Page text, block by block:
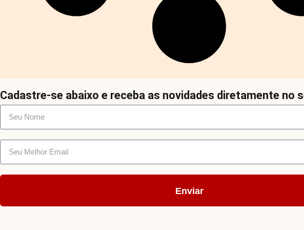
Cadastre-se abaixo e receba as novidades diretamente no
Enviar